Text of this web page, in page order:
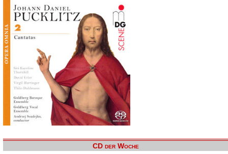
CD der Woche